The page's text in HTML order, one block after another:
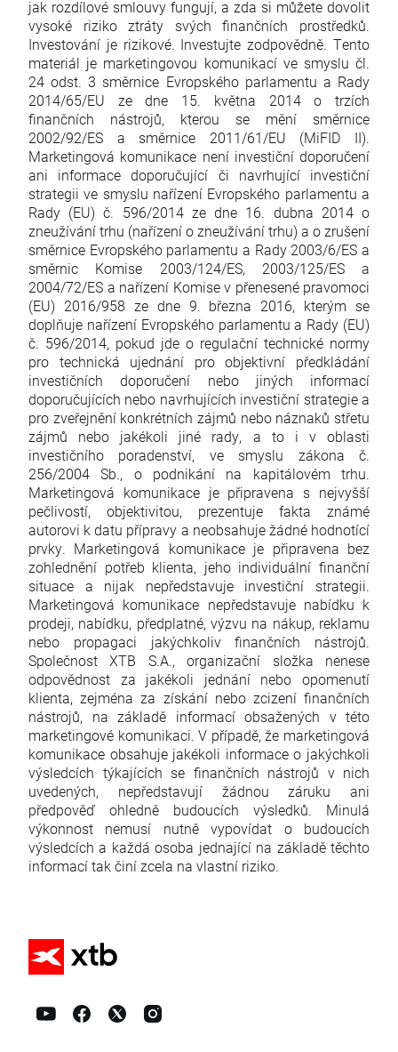
jak rozdílové smlouvy fungují, a zda si můžete dovolit
vysoké riziko ztráty svých finančních prostředků.
Investování je rizikové. Investujte zodpovědně. Tento
materiál je marketingovou komunikací ve smyslu čl.
24 odst. 3 směrnice Evropského parlamentu a Rady
2014/65/EU ze dne 15. května 2014 o trzích
finančních nástrojů, kterou se mění směrnice
2002/92/ES a směrnice 2011/61/EU (MiFID II).
Marketingová komunikace není investiční doporučení
ani informace doporučující či navrhující investiční
strategii ve smyslu nařízení Evropského parlamentu a
Rady (EU) č. 596/2014 ze dne 16. dubna 2014 o
zneužívání trhu (nařízení o zneužívání trhu) a o zrušení
směrnice Evropského parlamentu a Rady 2003/6/ES a
směrnic Komise 2003/124/ES, 2003/125/ES a
2004/72/ES a nařízení Komise v přenesené pravomoci
(EU) 2016/958 ze dne 9. března 2016, kterým se
doplňuje nařízení Evropského parlamentu a Rady (EU)
č. 596/2014, pokud jde o regulační technické normy
pro technická ujednání pro objektivní předkládání
investičních doporučení nebo jiných informací
doporučujících nebo navrhujících investiční strategie a
pro zveřejnění konkrétních zájmů nebo náznaků střetu
zájmů nebo jakékoli jiné rady, a to i v oblasti
investičního poradenství, ve smyslu zákona č.
256/2004 Sb., o podnikání na kapitálovém trhu.
Marketingová komunikace je připravena s nejvyšší
pečlivostí, objektivitou, prezentuje fakta známé
autorovi k datu přípravy a neobsahuje žádné hodnotící
prvky. Marketingová komunikace je připravena bez
zohlednění potřeb klienta, jeho individuální finanční
situace a nijak nepředstavuje investiční strategii.
Marketingová komunikace nepředstavuje nabídku k
prodeji, nabídku, předplatné, výzvu na nákup, reklamu
nebo propagaci jakýchkoliv finančních nástrojů.
Společnost XTB S.A., organizační složka nenese
odpovědnost za jakékoli jednání nebo opomenutí
klienta, zejména za získání nebo zcizení finančních
nástrojů, na základě informací obsažených v této
marketingové komunikaci. V případě, že marketingová
komunikace obsahuje jakékoli informace o jakýchkoli
výsledcích týkajících se finančních nástrojů v nich
uvedených, nepředstavují žádnou záruku ani
předpověď ohledně budoucích výsledků. Minulá
výkonnost nemusí nutně vypovídat o budoucích
výsledcích a každá osoba jednající na základě těchto
informací tak činí zcela na vlastní riziko.